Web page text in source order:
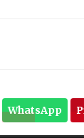
WhatsApp